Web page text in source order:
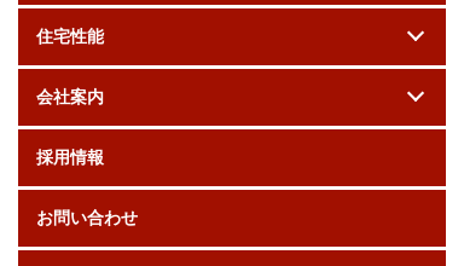
住宅性能
会社案内
採用情報
お問い合わせ